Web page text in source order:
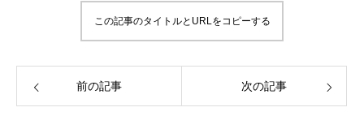
この記事のタイトルとURLをコピーする
前の記事 次の記事